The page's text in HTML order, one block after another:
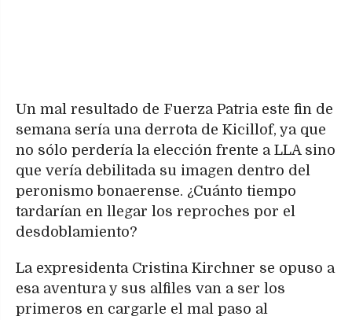
Un mal resultado de Fuerza Patria este fin de
semana sería una derrota de Kicillof, ya que
no sólo perdería la elección frente a LLA sino
que vería debilitada su imagen dentro del
peronismo bonaerense. ¿Cuánto tiempo
tardarían en llegar los reproches por el
desdoblamiento?
La expresidenta Cristina Kirchner se opuso a
esa aventura y sus alfiles van a ser los
primeros en cargarle el mal paso al